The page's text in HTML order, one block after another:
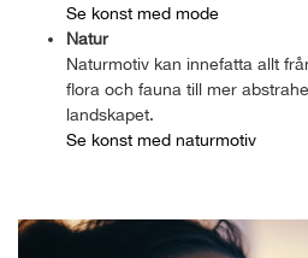
Se konst med mode
Natur
Naturmotiv kan innefatta allt
flora och fauna till mer
landskapet.
Se konst med naturmotiv